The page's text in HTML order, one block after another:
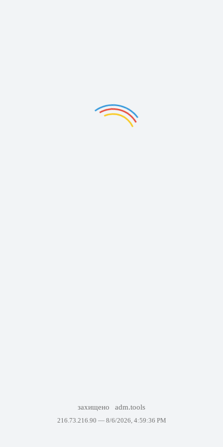
захищено adm.tools
216.73.216.90 — 8/6/2026, 4:59:36 PM